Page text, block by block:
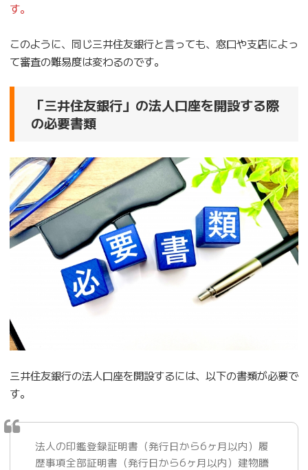
す。
このように、同じ三井住友銀行と言っても、窓口や支店によっ
て審査の難易度は変わるのです。
「三井住友銀行」の法人口座を開設する際
の必要書類
三井住友銀行の法人口座を開設するには、以下の書類が必要で
す。
法人の印鑑登録証明書（発行日から6ヶ月以内）履
歴事項全部証明書（発行日から6ヶ月以内）建物謄